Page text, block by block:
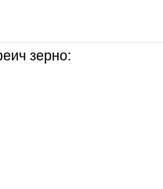
зерно: